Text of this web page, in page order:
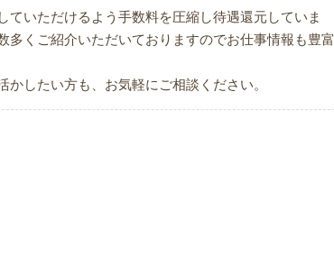
いただけるよう手数料を圧縮し待遇還元していま
くご紹介いただいておりますのでお仕事情報も豊富
したい方も、お気軽にご相談ください。